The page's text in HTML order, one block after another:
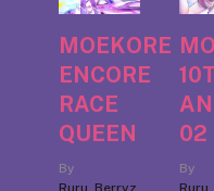
MOEKORE
ENCORE
RACE
QUEEN
By
Ruru_Berryz
02
By